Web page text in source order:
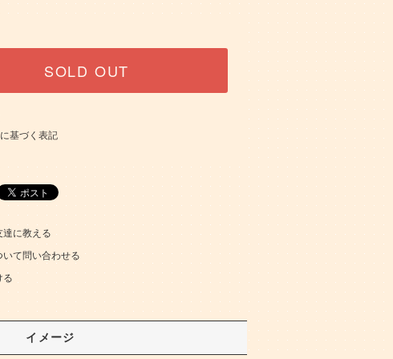
SOLD OUT
基づく表記
達に教える
いて問い合わせる
る
イメージ